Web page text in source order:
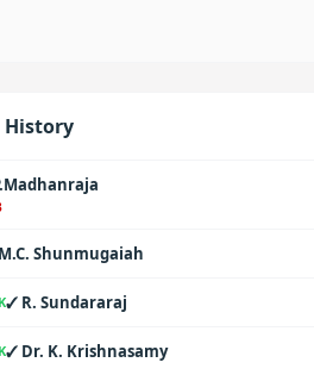
History
M.C. Shunmugaiah
✓ R. Sundararaj
✓ Dr. K. Krishnasamy